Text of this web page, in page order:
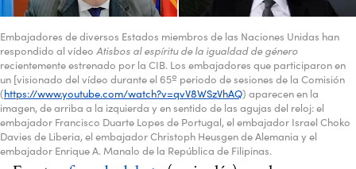
Embajadores de diversos Estados miembros de las Naciones Unidas han
respondido al vídeo Atisbos al espíritu de la igualdad de género
recientemente estrenado por la CIB. Los embajadores que participaron en
un [visionado del vídeo durante el 65º periodo de sesiones de la Comisión
(https://www.youtube.com/watch?v=qvV8WSzVhAQ) aparecen en la
imagen, de arriba a la izquierda y en sentido de las agujas del reloj: el
embajador Francisco Duarte Lopes de Portugal, el embajador Israel Choko
Davies de Liberia, el embajador Christoph Heusgen de Alemania y el
embajador Enrique A. Manalo de la República de Filipinas.